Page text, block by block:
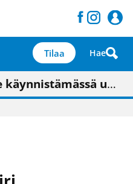
Tilaa Hae
hieman parempana painojäljen laatuna lehdessä
on valoisa
uudelleen keskustavisiotyön”
omavaraisemmin kuin kaupungissa"